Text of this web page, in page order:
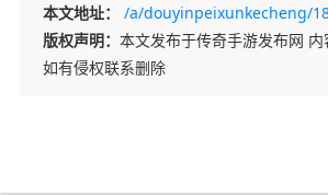
本文地址：
/a/douyinpeixunkecheng/
版权声明： 本文发布于传奇手游发布网
如有侵权联系删除